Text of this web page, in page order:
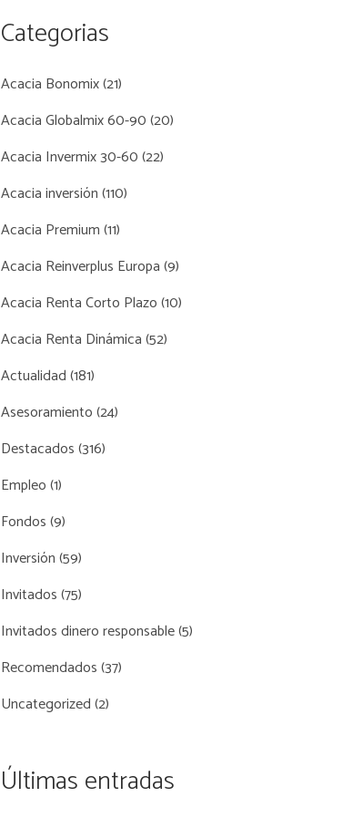
Categorias
Acacia Bonomix(21)
Acacia Globalmix 60-90(20)
Acacia Invermix 30-60(22)
Acacia inversión(110)
Acacia Premium(11)
Acacia Reinverplus Europa(9)
Acacia Renta Corto Plazo(10)
Acacia Renta Dinámica(52)
Actualidad(181)
Asesoramiento(24)
Destacados(316)
Empleo(1)
Fondos(9)
Inversión(59)
Invitados(75)
Invitados dinero responsable(5)
Recomendados(37)
Uncategorized(2)
Últimas entradas